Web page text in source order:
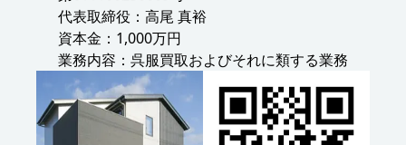
代表取締役：高尾 真裕
資本金：1,000万円
業務内容：呉服買取およびそれに類する業務